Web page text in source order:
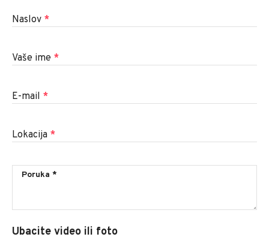
Naslov *
Vaše ime *
E-mail *
Lokacija *
Ubacite video ili foto